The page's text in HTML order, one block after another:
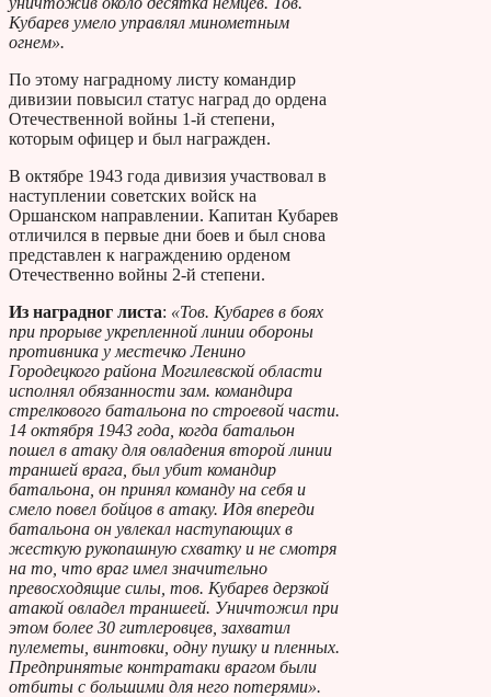
Кубарев умело управлял минометным
огнем».
По этому наградному листу командир
дивизии повысил статус наград до ордена
Отечественной войны 1-й степени,
которым офицер и был награжден.
В октябре 1943 года дивизия участвовал в
наступлении советских войск на
Оршанском направлении. Капитан Кубарев
отличился в первые дни боев и был снова
представлен к награждению орденом
Отечественно войны 2-й степени.
Из наградног листа: «Тов. Кубарев в боях
при прорыве укрепленной линии обороны
противника у местечко Ленино
Городецкого района Могилевской области
исполнял обязанности зам. командира
стрелкового батальона по строевой части.
14 октября 1943 года, когда батальон
пошел в атаку для овладения второй линии
траншей врага, был убит командир
батальона, он принял команду на себя и
смело повел бойцов в атаку. Идя впереди
батальона он увлекал наступающих в
жесткую рукопашную схватку и не смотря
на то, что враг имел значительно
превосходящие силы, тов. Кубарев дерзкой
атакой овладел траншеей. Уничтожил при
этом более 30 гитлеровцев, захватил
пулеметы, винтовки, одну пушку и пленных.
Предпринятые контратаки врагом были
отбиты с большими для него потерями».